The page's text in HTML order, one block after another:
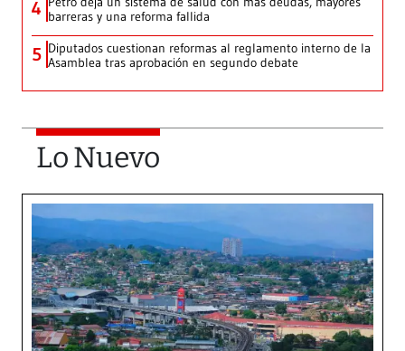
4 barreras y una reforma fallida
5 Diputados cuestionan reformas al reglamento interno de la
Asamblea tras aprobación en segundo debate
Lo Nuevo